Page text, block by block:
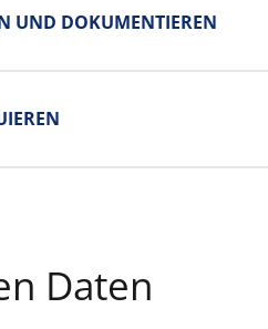
UND DOKUMENTIEREN
Daten